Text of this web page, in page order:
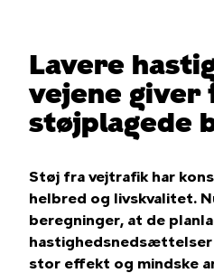
Lavere
vejene
støjplagede
Støj fra vejtrafik har
helbred og livskvalitet.
beregninger, at de
hastighedsnedsættelser
stor effekt og mindske